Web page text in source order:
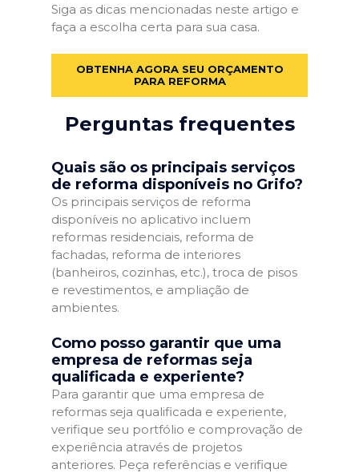
Siga as dicas mencionadas neste artigo e
faça a escolha certa para sua casa.
OBTENHA AGORA SEU ORÇAMENTO
PARA REFORMA
Perguntas frequentes
Quais são os principais serviços
de reforma disponíveis no Grifo?
Os principais serviços de reforma
disponíveis no aplicativo incluem
reformas residenciais, reforma de
fachadas, reforma de interiores
(banheiros, cozinhas, etc.), troca de pisos
e revestimentos, e ampliação de
ambientes.
Como posso garantir que uma
empresa de reformas seja
qualificada e experiente?
Para garantir que uma empresa de
reformas seja qualificada e experiente,
verifique seu portfólio e comprovação de
experiência através de projetos
anteriores. Peça referências e verifique